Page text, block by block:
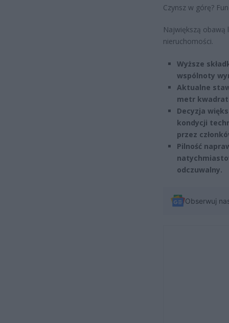
Czynsz w górę?
Największą
nieruchomości.
Wyższe
wspólnoty
Aktualne
metr
Decyzja
kondycji
przez
Pilność
odczuwalny.
Obserwuj